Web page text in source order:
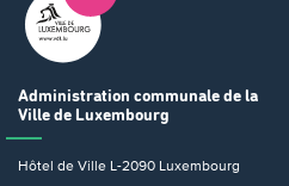
Administration communale de la
Ville de Luxembourg
Hôtel de Ville L-2090 Luxembourg